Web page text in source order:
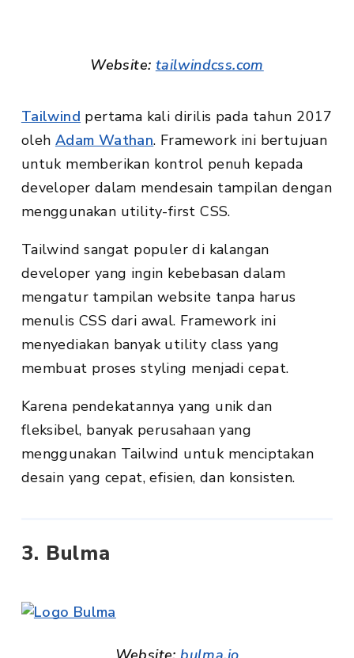
Website: tailwindcss.com
Tailwind pertama kali dirilis pada tahun 2017
oleh Adam Wathan. Framework ini bertujuan
untuk memberikan kontrol penuh kepada
developer dalam mendesain tampilan dengan
menggunakan utility-first CSS.
Tailwind sangat populer di kalangan
developer yang ingin kebebasan dalam
mengatur tampilan website tanpa harus
menulis CSS dari awal. Framework ini
menyediakan banyak utility class yang
membuat proses styling menjadi cepat.
Karena pendekatannya yang unik dan
fleksibel, banyak perusahaan yang
menggunakan Tailwind untuk menciptakan
desain yang cepat, efisien, dan konsisten.
3. Bulma